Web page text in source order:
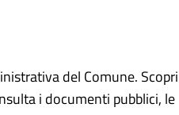
del Comune.
i documenti pubblici, le